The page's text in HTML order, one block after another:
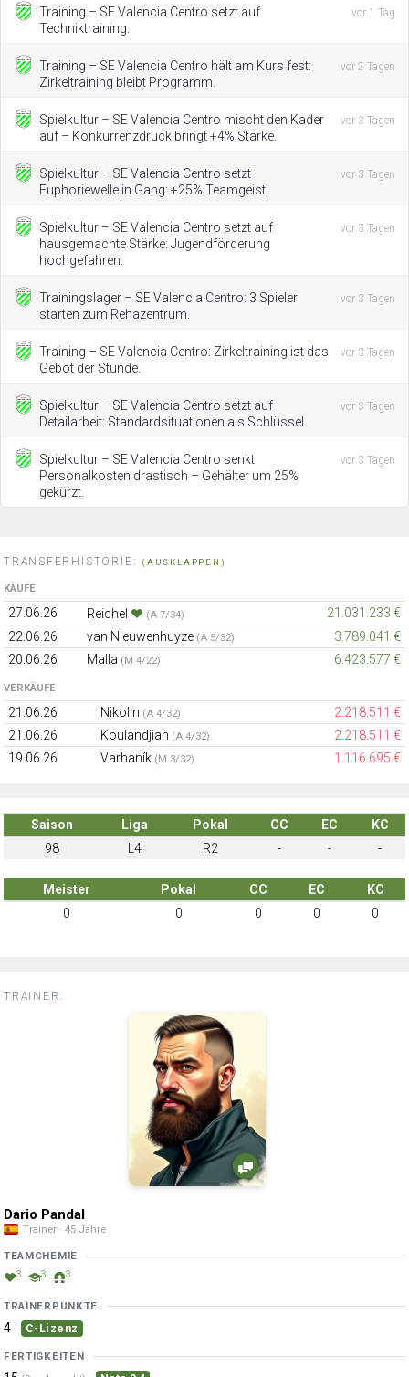
Training – SE Valencia Centro setzt auf
Techniktraining.
vor 1 Tag
Training – SE Valencia Centro hält am Kurs fest:
Zirkeltraining bleibt Programm.
vor 2 Tagen
Spielkultur – SE Valencia Centro mischt den Kader
auf – Konkurrenzdruck bringt +4% Stärke.
vor 3 Tagen
Spielkultur – SE Valencia Centro setzt
Euphoriewelle in Gang: +25% Teamgeist.
vor 3 Tagen
Spielkultur – SE Valencia Centro setzt auf
hausgemachte Stärke: Jugendförderung
hochgefahren.
vor 3 Tagen
Trainingslager – SE Valencia Centro: 3 Spieler
starten zum Rehazentrum.
vor 3 Tagen
Training – SE Valencia Centro: Zirkeltraining ist das
Gebot der Stunde.
vor 3 Tagen
Spielkultur – SE Valencia Centro setzt auf
Detailarbeit: Standardsituationen als Schlüssel.
vor 3 Tagen
Spielkultur – SE Valencia Centro senkt
Personalkosten drastisch – Gehälter um 25%
gekürzt.
vor 3 Tagen
TRANSFERHISTORIE: (AUSKLAPPEN)
KÄUFE
27.06.26 Reichel (A 7/34)
21.031.233 €
22.06.26
van Nieuwenhuyze (A 5/32)
3.789.041 €
20.06.26
Malla (M 4/22) 6.423.577 €
VERKÄUFE
21.06.26 Nikolin (A 4/32)
2.218.511 €
21.06.26
Koulandjian (A 4/32)
2.218.511 €
19.06.26
Varhaník (M 3/32) 1.116.695 €
Saison Liga Pokal CC EC
KC
98
L4 R2 - - -
Meister Pokal CC EC
KC
0
0 0 0 0
TRAINER:
Dario Pandal
Trainer · 45 Jahre
TEAMCHEMIE
3 3 3
TRAINERPUNKTE
4 C-Lizenz
FERTIGKEITEN